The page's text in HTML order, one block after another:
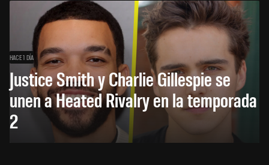
HACE 1 DÍA
Justice Smith y Charlie Gillespie se
unen a Heated Rivalry en la temporada
2